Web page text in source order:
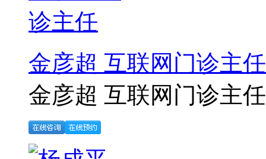
金彦超 互联网门诊主任
金彦超 互联网门诊主